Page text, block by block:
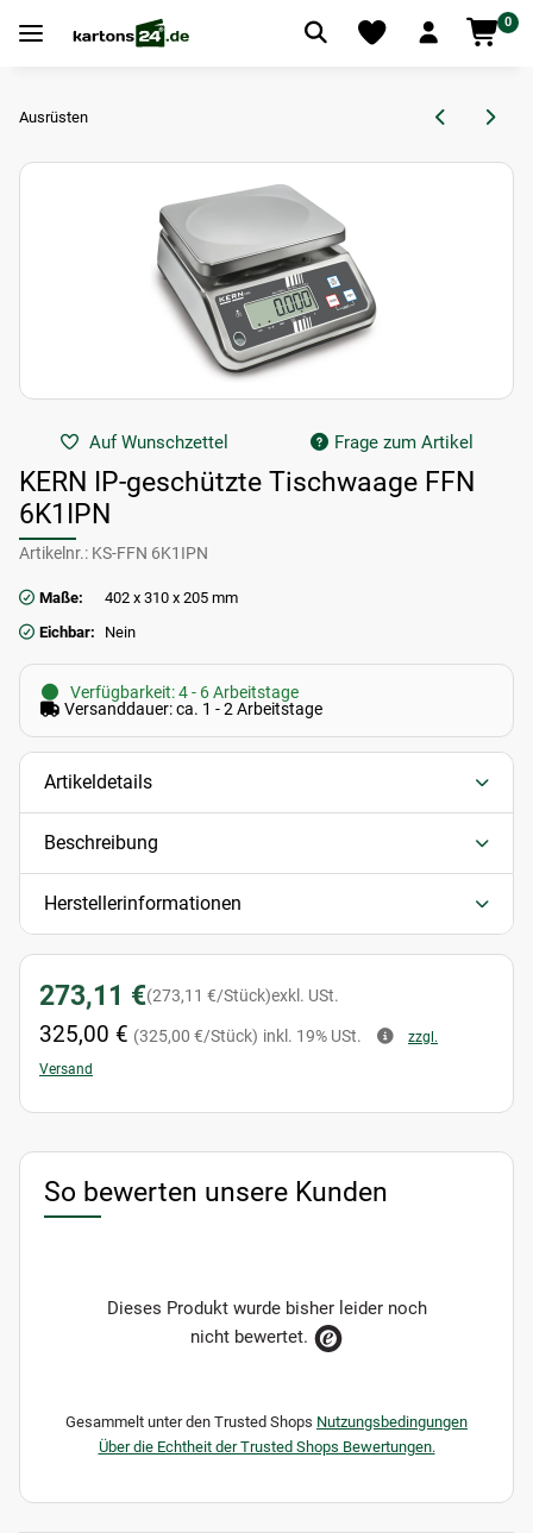
0
Ausrüsten
Auf Wunschzettel Frage zum Artikel
KERN IP-geschützte Tischwaage FFN
6K1IPN
Artikelnr.: KS-FFN 6K1IPN
Maße:
402 x 310 x 205 mm
Eichbar:
Nein
Verfügbarkeit: 4 - 6 Arbeitstage
Versanddauer: ca. 1 - 2 Arbeitstage
Artikeldetails
Beschreibung
Herstellerinformationen
273,11 €(273,11 €/Stück)exkl. USt.
325,00 € (325,00 €/Stück) inkl. 19% USt.
zzgl.
Versand
So bewerten unsere Kunden
Dieses Produkt wurde bisher leider noch
nicht bewertet.
Gesammelt unter den Trusted Shops Nutzungsbedingungen
Über die Echtheit der Trusted Shops Bewertungen.